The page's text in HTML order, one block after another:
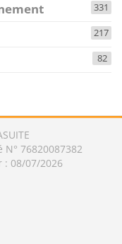
331
217
82
76820087382
08/07/2026